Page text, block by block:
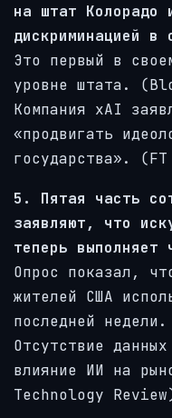
на штат Колорадо
дискриминацией в
Это первый в
уровне штата.
Компания xAI
«продвигать
государства».
5. Пятая часть
заявляют, что
теперь выполняет
Опрос показал,
жителей США
последней недели.
Отсутствие
влияние ИИ на
Technology